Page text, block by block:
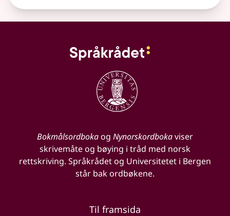
Bokmålsordbokaog Nynorskordbokaviser
skrivemåte og bøying i tråd med norsk
rettskriving. Språkrådet og Universitetet i Bergen
står bak ordbøkene.
Til framsida